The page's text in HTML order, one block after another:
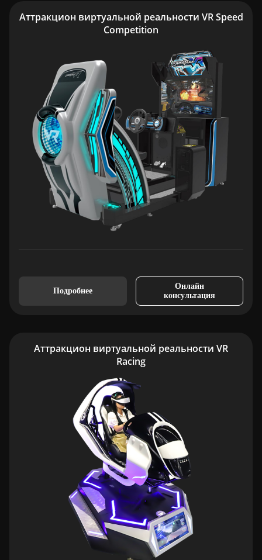
Аттракцион виртуальной реальности VR Speed
Competition
Подробнее
Онлайн
консультация
Аттракцион виртуальной реальности VR
Racing